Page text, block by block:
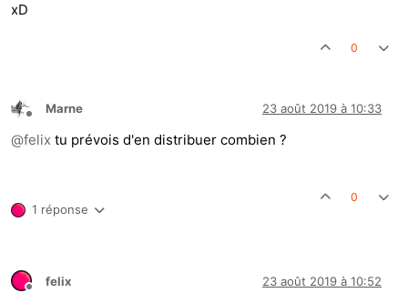
xD
0
Hors-ligne
Marne 23 août 2019 à 10:33
@felix tu prévois d'en distribuer combien ?
1 réponse
0
Hors-ligne
felix 23 août 2019 à 10:52